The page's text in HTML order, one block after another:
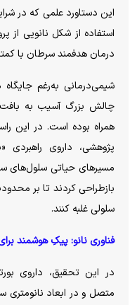
این دستاورد علمی که در
استفاده از شکل نانویی از
درمان هدفمند سرطان با
شیمی‌درمانی به‌رغم جایگاه
چالش بزرگ آسیب به
همراه بوده است. در این
پژوهشی، داروی راهبردی «
مسیرهای حیاتی سلول‌های
بازطراحی کردند تا بر
سلولی غلبه کنند.
فناوری نانو:پیکِهوشمند
در این تحقیق، داروی
متصل و در ابعاد نانومتری